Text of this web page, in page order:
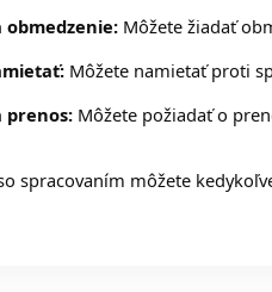
obmedzenie: Môžete žiadať
Môžete namietať proti
prenos: Môžete požiadať o
spracovaním môžete